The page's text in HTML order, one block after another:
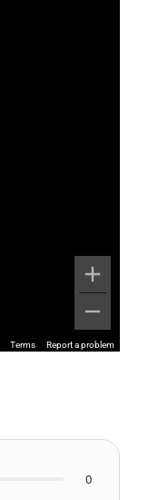
Terms Report a problem
0